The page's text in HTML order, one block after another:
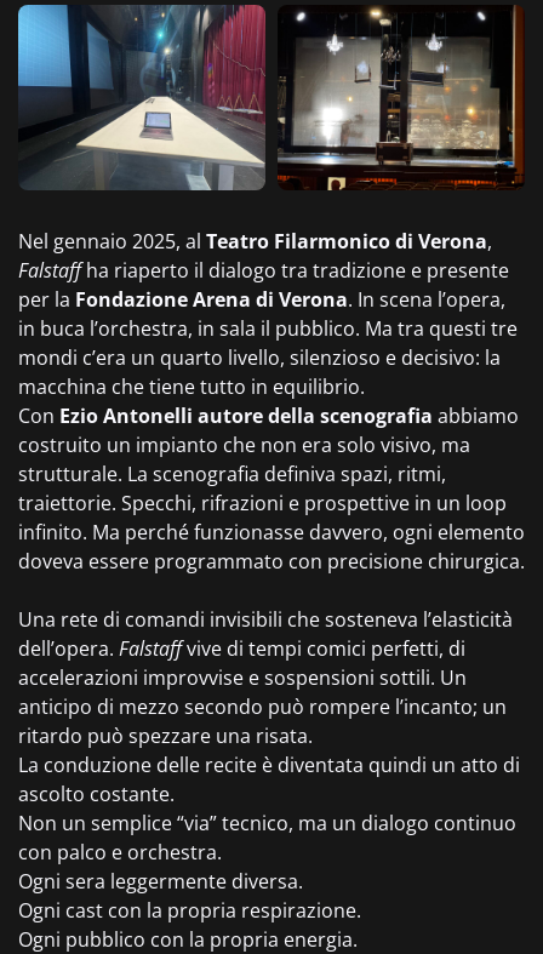
Nel gennaio 2025, al Teatro Filarmonico di Verona,
Falstaffha riaperto il dialogo tra tradizione e presente
per la Fondazione Arena di Verona. In scena l’opera,
in buca l’orchestra, in sala il pubblico. Ma tra questi tre
mondi c’era un quarto livello, silenzioso e decisivo: la
macchina che tiene tutto in equilibrio.
Con Ezio Antonelli autore della scenografia abbiamo
costruito un impianto che non era solo visivo, ma
strutturale. La scenografia definiva spazi, ritmi,
traiettorie. Specchi, rifrazioni e prospettive in un loop
infinito. Ma perché funzionasse davvero, ogni elemento
doveva essere programmato con precisione chirurgica.
Una rete di comandi invisibili che sosteneva l’elasticità
dell’opera. Falstaffvive di tempi comici perfetti, di
accelerazioni improvvise e sospensioni sottili. Un
anticipo di mezzo secondo può rompere l’incanto; un
ritardo può spezzare una risata.
La conduzione delle recite è diventata quindi un atto di
ascolto costante.
Non un semplice “via” tecnico, ma un dialogo continuo
con palco e orchestra.
Ogni sera leggermente diversa.
Ogni cast con la propria respirazione.
Ogni pubblico con la propria energia.